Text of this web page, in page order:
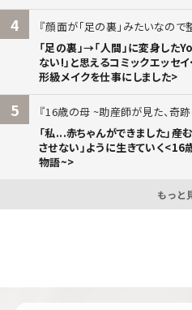
4
顔面が「足の裏」みたいなの
「足の裏」→「人間」に変身した
ない!」と思えるコミックエッセ
形級メイクを仕事にしました>
5
16歳の母 ~助産師が見た、奇
「私...赤ちゃんができました」――
させない」ように生きていく
物語~>
もっと